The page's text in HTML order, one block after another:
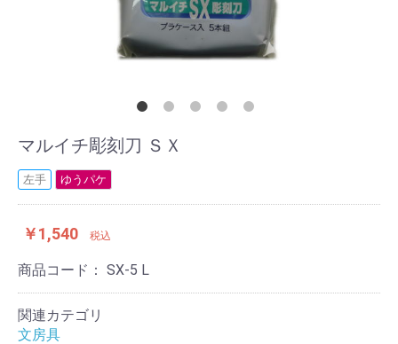
マルイチ彫刻刀 ＳＸ
左手 ゆうパケ
￥1,540 税込
商品コード： SX-5 L
関連カテゴリ
文房具